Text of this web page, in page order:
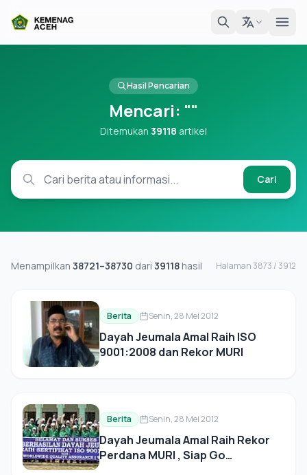
Hasil Pencarian
Mencari: ""
Ditemukan 39118 artikel
Cari
Menampilkan 38721–38730 dari 39118 hasil Halaman 3873 / 3912
Berita Senin, 28 Mei 2012
Dayah Jeumala Amal Raih ISO
9001:2008 dan Rekor MURI
Berita Senin, 28 Mei 2012
Dayah Jeumala Amal Raih Rekor
Perdana MURI , Siap Go